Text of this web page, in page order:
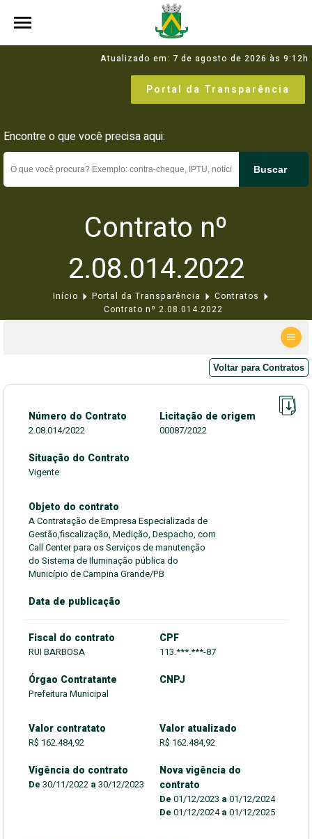
Atualizado em: 7 de agosto de 2026 às 9:12h
Portal da Transparência
Encontre o que você precisa aqui:
Buscar
Contrato nº
2.08.014.2022
Início Portal da Transparência
Contratos
Contrato nº 2.08.014.2022
Voltar para Contratos
Número do Contrato
2.08.014/2022
Licitação de origem
00087/2022
Situação do Contrato
Vigente
Objeto do contrato
A Contratação de Empresa Especializada de
Gestão,fiscalização, Medição, Despacho, com
Call Center para os Serviços de manutenção
do Sistema de Iluminação pública do
Município de Campina Grande/PB
Data de publicação
Fiscal do contrato
RUI BARBOSA
CPF
113.***.***-87
Órgao Contratante
Prefeitura Municipal
CNPJ
Valor contratato
R$ 162.484,92
Valor atualizado
R$ 162.484,92
Vigência do contrato
De 30/11/2022 a 30/12/2023
Nova vigência do
contrato
De 01/12/2023 a 01/12/2024
De 01/12/2024a 01/12/2025